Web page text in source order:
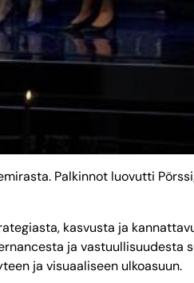
Palkinnot luovutti
kasvusta ja
ja vastuullisuudesta
ja visuaaliseen ulkoasuun.